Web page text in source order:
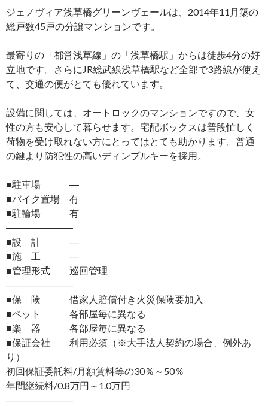
ジェノヴィア浅草橋グリーンヴェールは、2014年11月築の
総戸数45戸の分譲マンションです。
最寄りの「都営浅草線」の「浅草橋駅」からは徒歩4分の好
立地です。さらにJR総武線浅草橋駅など全部で3路線が使え
て、交通の便がとても優れています。
設備に関しては、オートロックのマンションですので、女
性の方も安心して暮らせます。宅配ボックスは普段忙しく
荷物を受け取れない方にとってはとても助かります。普通
の鍵より防犯性の高いディンプルキーを採用。
■駐車場 ―
■バイク置場 有
■駐輪場 有
―――――――
■設 計 ―
■施 工 ―
■管理形式 巡回管理
―――――――
■保 険 借家人賠償付き火災保険要加入
■ペット 各部屋毎に異なる
■楽 器 各部屋毎に異なる
■保証会社 利用必須（※大手法人契約の場合、例外あ
り）
初回保証委託料/月額賃料等の30％～50％
年間継続料/0.8万円～1.0万円
―――――――